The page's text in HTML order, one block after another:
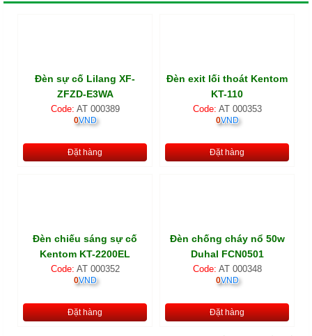
Đèn sự cố Lilang XF-
ZFZD-E3WA
Code: AT 000389
0VND
Đặt hàng
Đèn exit lối thoát Kentom
KT-110
Code: AT 000353
0VND
Đặt hàng
Đèn chiếu sáng sự cố
Kentom KT-2200EL
Code: AT 000352
0VND
Đặt hàng
Đèn chống cháy nổ 50w
Duhal FCN0501
Code: AT 000348
0VND
Đặt hàng